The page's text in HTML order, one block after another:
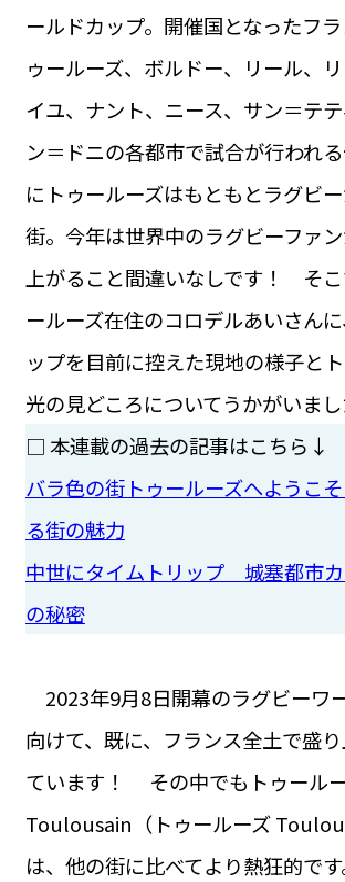
#カルカッソンヌ Carcassonne
#サステナブ
#アルザス地方
#フランスの地方 #フロマー
ールドカップ。開催国となったフ
ゥールーズ、ボルドー、リール、
イユ、ナント、ニース、サン＝テ
ン＝ドニの各都市で試合が行われ
にトゥールーズはもともとラグビ
街。今年は世界中のラグビーファ
上がること間違いなしです！ そ
ールーズ在住のコロデルあいさん
ップを目前に控えた現地の様子と
光の見どころについてうかがいまし
□ 本連載の過去の記事はこちら↓
バラ色の街トゥールーズへようこ
る街の魅力
中世にタイムトリップ 城塞都市カ
の秘密
2023年9月8日開幕のラグビーワ
向けて、既に、フランス全土で盛
ています！ その中でもトゥール
Toulousain（トゥールーズ
は、他の街に比べてより熱狂的で